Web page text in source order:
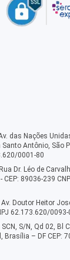
das Nações
Antônio, São
0001-80
Dr. Léo de
89036-239
Doutor Heitor
62.173.620/0093-
S/N, Qd 02, Bl
– DF CEP: